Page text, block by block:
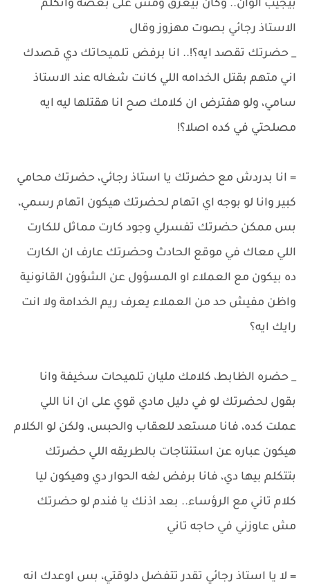
بيجيب الوان.. وكان بيعرق ومش على بعضه واتكلم
الاستاذ رجائي بصوت مهزوز وقال
_ حضرتك تقصد ايه؟!.. انا برفض تلميحاتك دي قصدك
اني متهم بقتل الخدامه اللي كانت شغاله عند الاستاذ
سامي، ولو هفترض ان كلامك صح انا هقتلها ليه ايه
مصلحتي في كده اصلا؟!
= انا بدردش مع حضرتك يا استاذ رجائي، حضرتك محامي
كبير وانا لو بوجه اي اتهام لحضرتك هيكون اتهام رسمي،
بس ممكن حضرتك تفسرلي وجود كارت مماثل للكارت
اللي معاك في موقع الحادث وحضرتك عارف ان الكارت
ده بيكون مع العملاء او المسؤول عن الشؤون القانونية
واظن مفيش حد من العملاء يعرف ريم الخدامة ولا انت
رايك ايه؟
_ حضره الظابط، كلامك مليان تلميحات سخيفة وانا
بقول لحضرتك لو في دليل مادي قوي على ان انا اللي
عملت كده، فانا مستعد للعقاب والحبس، ولكن لو الكلام
هيكون عباره عن استنتاجات بالطريقه اللي حضرتك
بتتكلم بيها دي، فانا برفض لغه الحوار دي وهيكون ليا
كلام تاني مع الرؤساء.. بعد اذنك يا فندم لو حضرتك
مش عاوزني في حاجه تاني
= لا يا استاذ رجائي تقدر تتفضل دلوقتي، بس اوعدك انه